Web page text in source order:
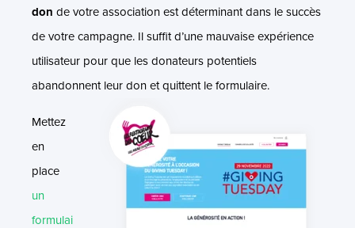
don de votre association est déterminant dans le succès
de votre campagne. Il suffit d’une mauvaise expérience
utilisateur pour que les donateurs potentiels
abandonnent leur don et quittent le formulaire.
Mettez
en
place
un
formulai